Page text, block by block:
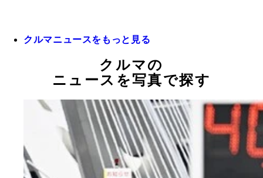
クルマニュースをもっと見る
クルマの
ニュースを写真で探す